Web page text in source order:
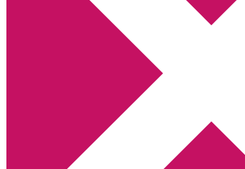
Webbshop Amazon
Utskriftscentralen
Min tv-blogg
You are here:Home Archives for Intervju